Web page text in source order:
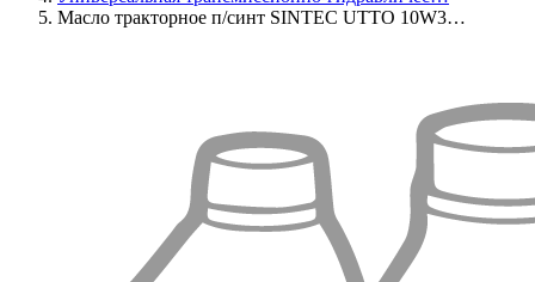
Масло тракторное п/синт SINTEC UTTO 10W3…